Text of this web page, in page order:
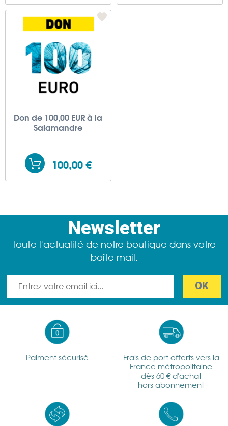
Don de 100,00 EUR à la
Salamandre
100,00 €
Newsletter
Toute l'actualité de notre boutique dans votre
boîte mail.
Paiment sécurisé
Frais de port offerts vers la
France métropolitaine
dès 60 € d'achat
hors abonnement